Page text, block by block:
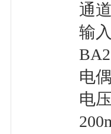
通
输
电
电